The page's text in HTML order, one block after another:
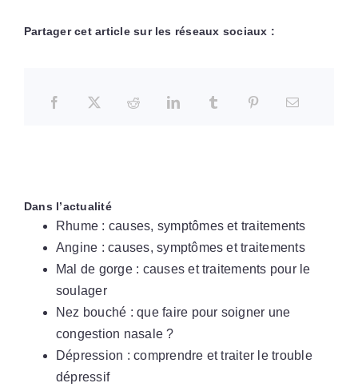
Partager cet article sur les réseaux sociaux :
Dans l’actualité
Rhume : causes, symptômes et traitements
Angine : causes, symptômes et traitements
Mal de gorge : causes et traitements pour le
soulager
Nez bouché : que faire pour soigner une
congestion nasale ?
Dépression : comprendre et traiter le trouble
dépressif